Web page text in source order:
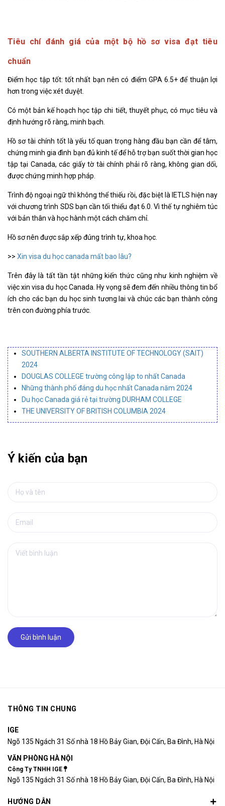
Tiêu chí đánh giá của một bộ hồ sơ visa đạt tiêu
chuẩn
Điểm học tập tốt: tốt nhất bạn nên có điểm GPA 6.5+ để thuận lợi
hơn trong việc xét duyệt.
Có một bản kế hoạch học tập chi tiết, thuyết phục, có mục tiêu và
định hướng rõ ràng, minh bạch.
Hồ sơ tài chính tốt là yếu tố quan trọng hàng đầu bạn cần để tâm,
chứng minh gia đình bạn đủ kinh tế để hỗ trợ bạn suốt thời gian học
tập tại Canada, các giấy tờ tài chính phải rõ ràng, không gian dối,
được chứng minh hợp pháp.
Trình độ ngoại ngữ thì không thể thiếu rồi, đặc biệt là IETLS hiện nay
với chương trình SDS bạn cần tối thiểu đạt 6.0. Vì thế tự nghiêm túc
với bản thân và học hành một cách chăm chỉ.
Hồ sơ nên được sắp xếp đúng trình tự, khoa học.
>> Xin visa du học canada mất bao lâu?
Trên đây là tất tần tật những kiến thức cũng như kinh nghiệm về
việc xin visa du học Canada. Hy vọng sẽ đem đến nhiều thông tin bổ
ích cho các bạn du học sinh tương lai và chúc các bạn thành công
trên con đường phía trước.
SOUTHERN ALBERTA INSTITUTE OF TECHNOLOGY (SAIT)
2024
DOUGLAS COLLEGE trường công lập to nhất Canada
Những thành phố đáng du học nhất Canada năm 2024
Du học Canada giá rẻ tại trường DURHAM COLLEGE
THE UNIVERSITY OF BRITISH COLUMBIA 2024
Ý kiến của bạn
Gửi bình luận
THÔNG TIN CHUNG
IGE
Ngõ 135 Ngách 31 Số nhà 18 Hồ Bảy Gian, Đội Cấn, Ba Đình, Hà Nội
VĂN PHÒNG HÀ NỘI
Công Ty TNHH IGE
Ngõ 135 Ngách 31 Số nhà 18 Hồ Bảy Gian, Đội Cấn, Ba Đình, Hà Nội
HƯỚNG DẪN